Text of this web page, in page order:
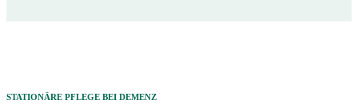
STATIONÄRE PFLEGE BEI DEMENZ